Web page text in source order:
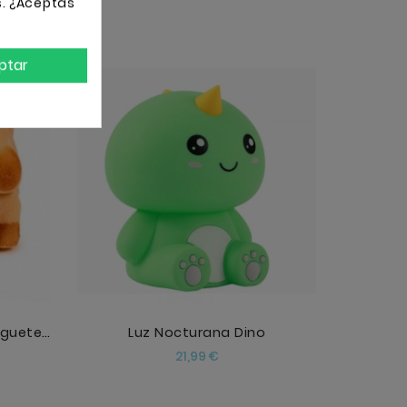
Huevo Que Eclosiona De Juguete Capibara
Luz Nocturana Dino
21,99 €Precio
AÑADIR